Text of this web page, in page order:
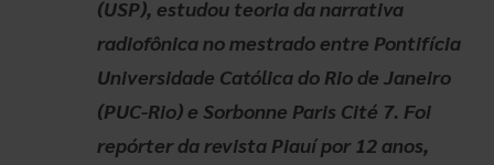
(USP), estudou teoria da narrativa
radiofônica no mestrado entre Pontifícia
Universidade Católica do Rio de Janeiro
(PUC-Rio) e Sorbonne Paris Cité 7. Foi
repórter da revista Piauí por 12 anos,